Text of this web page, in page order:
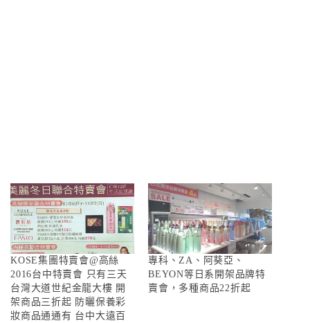
KOSE集團特賣會@高絲
2016台中特賣會 只有三天
台灣大道世紀金龍大樓 開
架商品三折起 防曬保養彩
妝商品通通有 台中大遠百
專科、ZA、阿葵亞、
BEYON等日系開架品牌特
賣會，多種商品22折起